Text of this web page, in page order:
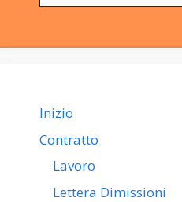
Inizio
Contratto
Lavoro
Lettera Dimissioni